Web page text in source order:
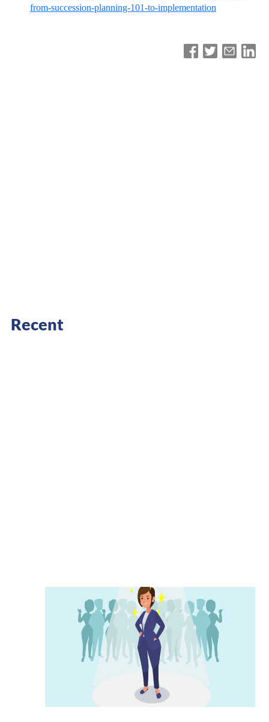
from-succession-planning-101-to-implementation
Recent